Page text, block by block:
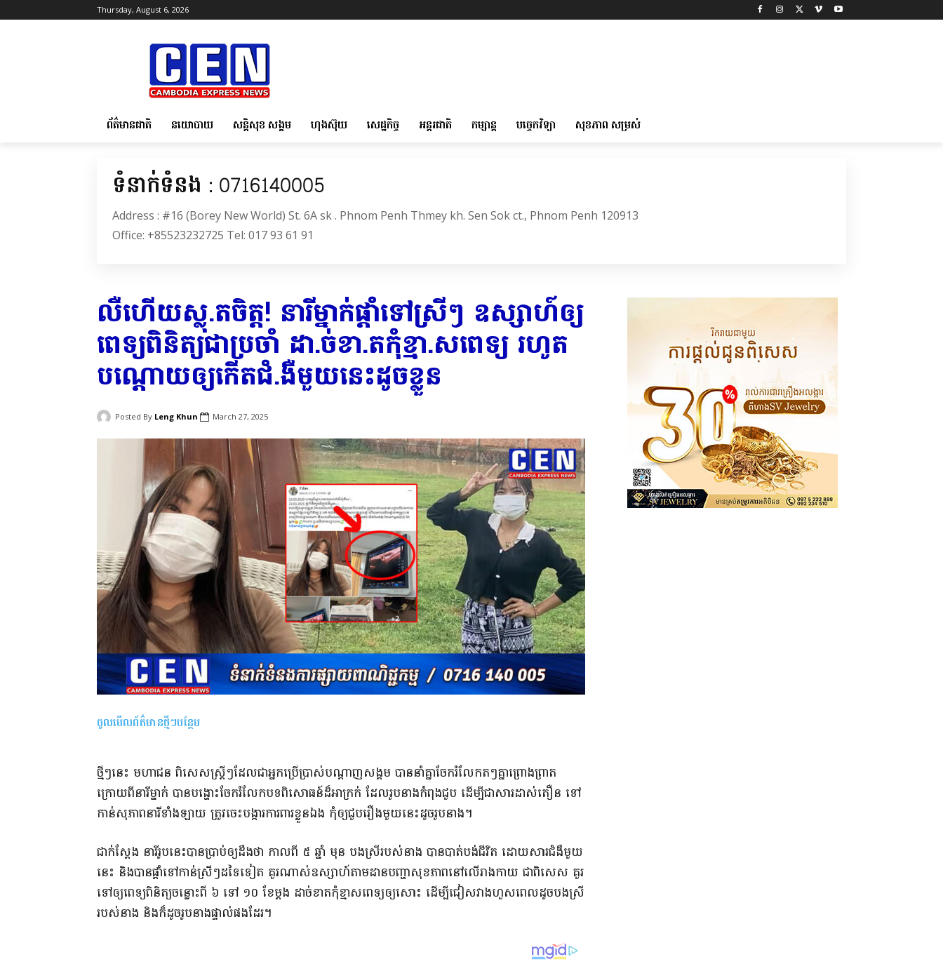
Thursday, August 6, 2026
ព័ត៌មានជាតិ នយោបាយ សន្តិសុខ សង្គម ហុងស៊ុយ សេដ្ឋកិច្ច អន្តរជាតិ កម្សាន្ត បច្ចេកវិទ្យា សុខភាព សម្រស់
ទំនាក់ទំនង : 0716140005
Address : #16 (Borey New World) St. 6A sk . Phnom Penh Thmey kh. Sen Sok ct., Phnom Penh 120913
Office: +85523232725 Tel: 017 93 61 91
លឺហើយស្លុ.តចិត្ត! នារីម្នាក់ផ្តាំទៅស្រីៗ ឧស្សាហ៍ឲ្យ
ពេទ្យពិនិត្យជាប្រចាំ ដា.ច់ខា.តកុំខ្មា.សពេទ្យ រហូត
បណ្តោយឲ្យកើតជំ.ងឺមួយនេះដូចខ្លួន
Posted By Leng Khun March 27, 2025
ចូលមើលព័ត៌មានថ្មីៗបន្ថែម
ថ្មីៗនេះ មហាជន ពិសេសស្រ្តីៗដែលជាអ្នកប្រើប្រាស់បណ្តាញសង្គម បាននាំគ្នាចែករំលែកតៗគ្នាព្រោងព្រាត
ក្រោយពីនារីម្នាក់ បានបង្ហោះចែករំលែកបទពិសោធន៍ដ៏អាក្រក់ ដែលរូបនាងកំពុងជួប ដើម្បីជាសារដាស់តឿន ទៅ
កាន់សុភាពនារីទាំងឡាយ ត្រូវចេះបង្ការការពារខ្លួនឯង កុំឲ្យជួបរឿងមួយនេះដូចរូបនាង។
ជាក់ស្តែង នារីរូបនេះបានប្រាប់ឲ្យដឹងថា កាលពី ៥ ឆ្នាំ មុន បងស្រីរបស់នាង បានបាត់បង់ជីវិត ដោយសារជំងឺមួយ
នេះ និងបានផ្តាំទៅកាន់ស្រីៗដទៃទៀត គួរណាស់ឧស្សាហ៍តាមដានបញ្ហាសុខភាពនៅលើរាងកាយ ជាពិសេស គួរ
ទៅឲ្យពេទ្យពិនិត្យចន្លោះពី ៦ ទៅ ១០ ខែម្តង ដាច់ខាតកុំខ្មាសពេទ្យឲ្យសោះ ដើម្បីជៀសវាងហួសពេលដូចបងស្រី
របស់នាង និងក៏ដូចរូបនាងផ្ទាល់ផងដែរ។